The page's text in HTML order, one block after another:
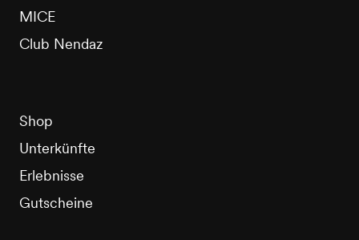
MICE
Club Nendaz
Shop
Unterkünfte
Erlebnisse
Gutscheine